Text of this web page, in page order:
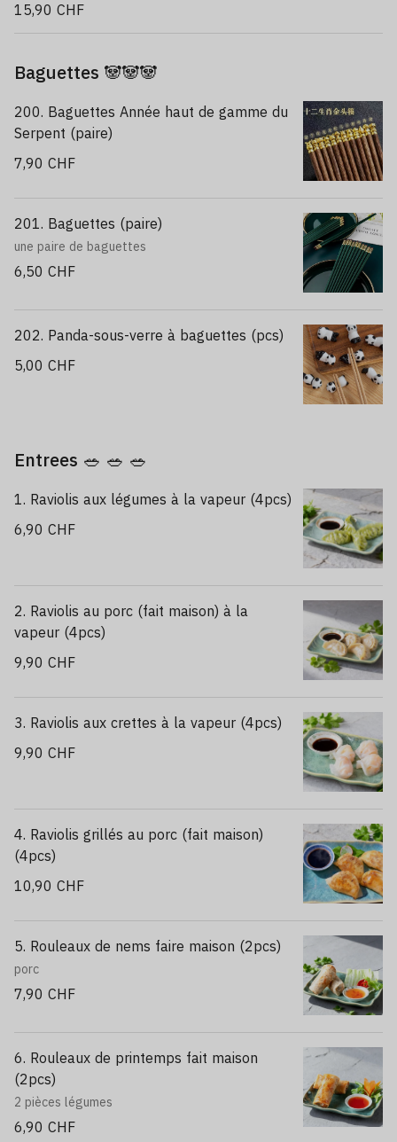
15,90 CHF
Baguettes 🐼🐼🐼
200. Baguettes Année haut de gamme du
Serpent (paire)
7,90 CHF
201. Baguettes (paire)
une paire de baguettes
6,50 CHF
202. Panda-sous-verre à baguettes (pcs)
5,00 CHF
Entrees 🥗 🥗 🥗
1. Raviolis aux légumes à la vapeur (4pcs)
6,90 CHF
2. Raviolis au porc (fait maison) à la
vapeur (4pcs)
9,90 CHF
3. Raviolis aux crettes à la vapeur (4pcs)
9,90 CHF
4. Raviolis grillés au porc (fait maison)
(4pcs)
10,90 CHF
5. Rouleaux de nems faire maison (2pcs)
porc
7,90 CHF
6. Rouleaux de printemps fait maison
(2pcs)
2 pièces légumes
6,90 CHF